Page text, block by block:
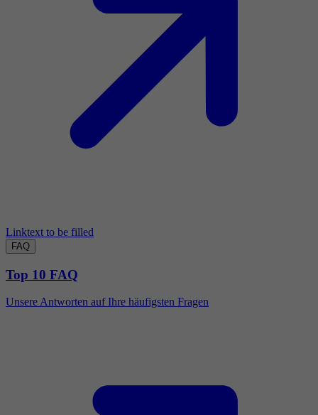
Linktext to be filled
FAQ
Top 10 FAQ
Unsere Antworten auf Ihre häufigsten Fragen